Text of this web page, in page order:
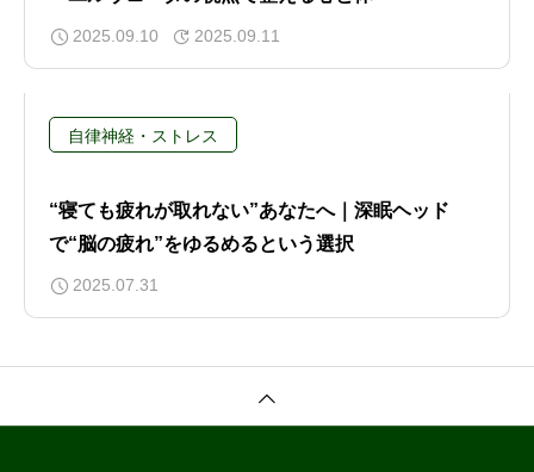
2025.09.10 2025.09.11
自律神経・ストレス
“寝ても疲れが取れない”あなたへ｜深眠ヘッド
で“脳の疲れ”をゆるめるという選択
2025.07.31